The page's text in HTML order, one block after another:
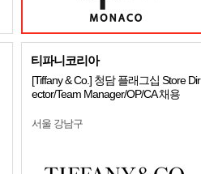
티파니코리아
[Tiffany & Co.] 청담 플래그십 Store Dir
ector/Team Manager/OP/CA 채용
서울 강남구